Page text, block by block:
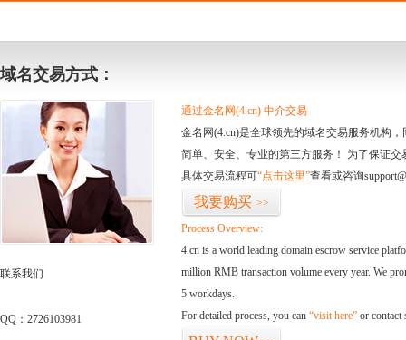
域名交易方式：
联系我们
QQ：2726103981
通过金名网(4.cn) 中介交易
金名网(4.cn)是全球领先的域名交易服务机构
简单、安全、专业的第三方服务！ 为了保证
具体交易流程可“点击这里”查看或咨询
我要购买 >>
Process Overview:
4.cn is a world leading domain escrow service
million RMB transaction volume every year. We
5 workdays.
For detailed process, you can “visit here” or contact